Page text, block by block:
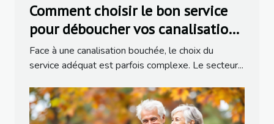
Comment choisir le bon service
pour déboucher vos canalisations
?
Face à une canalisation bouchée, le choix du
service adéquat est parfois complexe. Le secteur...